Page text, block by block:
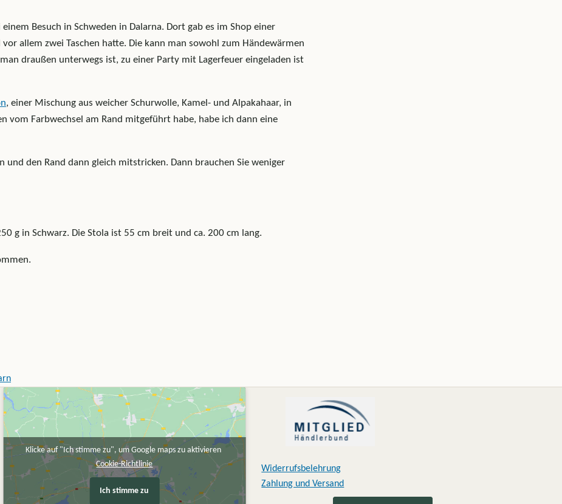
Besuch in Schweden in Dalarna. Dort gab es im Shop einer
allem zwei Taschen hatte. Die kann man sowohl zum Händewärmen
draußen unterwegs ist, zu einer Party mit Lagerfeuer eingeladen ist
, einer Mischung aus weicher Schurwolle, Kamel- und Alpakahaar, in
vom Farbwechsel am Rand mitgeführt habe, habe ich dann eine
und den Rand dann gleich mitstricken. Dann brauchen Sie weniger
g in Schwarz. Die Stola ist 55 cm breit und ca. 200 cm lang.
Klicke auf "Ich stimme zu", um Google maps zu aktivieren
Cookie-Richtlinie
Ich stimme zu
Widerrufsbelehrung
Zahlung und Versand